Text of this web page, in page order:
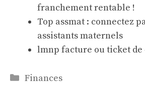
franchement rentable !
Top assmat : connectez
assistants maternels
lmnp facture ou ticket de
Catégories
Finances